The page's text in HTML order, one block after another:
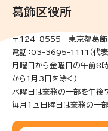
葛飾区役所
〒124-8555 東京都葛
電話：03-3695-1111（代表
月曜日から金曜日の午前8
から1月3日を除く)
水曜日は業務の一部を午後
毎月1回日曜日は業務の一